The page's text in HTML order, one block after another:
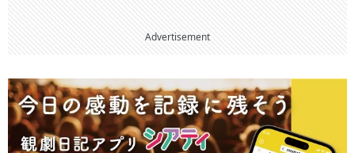
Advertisement